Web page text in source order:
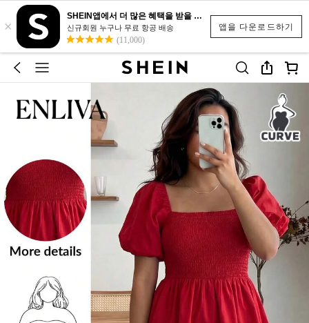
앱을 다운로드하기
×
SHEIN앱에서 더 많은 혜택을 받을 수 있어요.
신규회원 누구나 무료 항공 배송
(11,000)